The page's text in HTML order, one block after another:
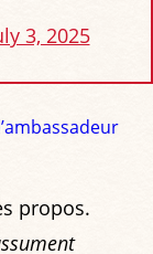
3, 2025
propos.